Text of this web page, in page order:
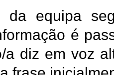
da equipa
é
a diz em voz